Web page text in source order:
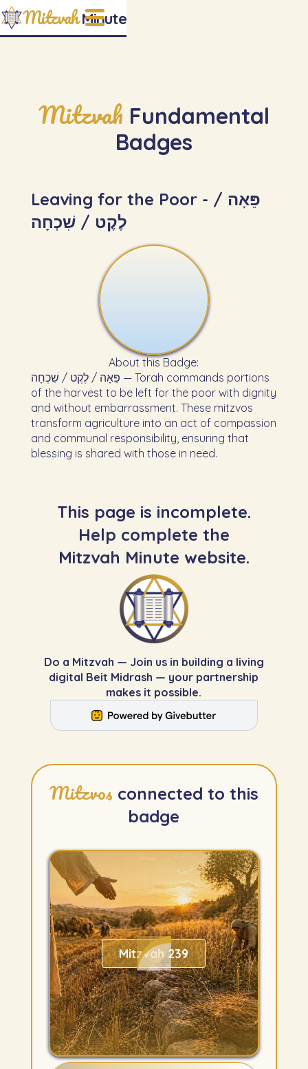
Mitzvah Minute
Mitzvah Fundamental
Badges
Leaving for the Poor - פֵּאָה /
לֶקֶט / שִׁכְחָה
About this Badge:
פֵּאָה / לֶקֶט / שִׁכְחָה — Torah commands portions
of the harvest to be left for the poor with dignity
and without embarrassment. These mitzvos
transform agriculture into an act of compassion
and communal responsibility, ensuring that
blessing is shared with those in need.
This page is incomplete.
Help complete the
Mitzvah Minute website.
Do a Mitzvah — Join us in building a living
digital Beit Midrash — your partnership
makes it possible.
Mitzvos connected to this
badge
Mitzvah 239